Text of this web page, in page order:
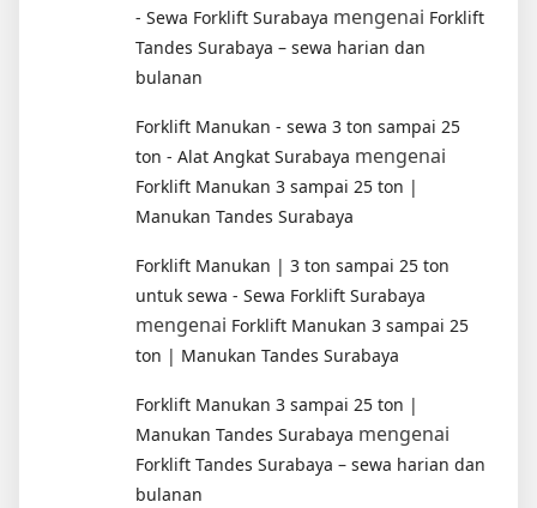
- Sewa Forklift Surabaya mengenai Forklift
Tandes Surabaya – sewa harian dan
bulanan
Forklift Manukan - sewa 3 ton sampai 25
ton - Alat Angkat Surabaya mengenai
Forklift Manukan 3 sampai 25 ton |
Manukan Tandes Surabaya
Forklift Manukan | 3 ton sampai 25 ton
untuk sewa - Sewa Forklift Surabaya
mengenai Forklift Manukan 3 sampai 25
ton | Manukan Tandes Surabaya
Forklift Manukan 3 sampai 25 ton |
Manukan Tandes Surabaya mengenai
Forklift Tandes Surabaya – sewa harian dan
bulanan